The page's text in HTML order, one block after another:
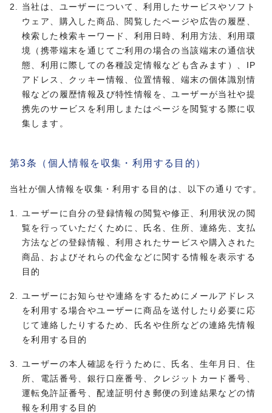
当社は、ユーザーについて、利用したサービスやソフト
ウェア、購入した商品、閲覧したページや広告の履歴、
検索した検索キーワード、利用日時、利用方法、利用環
境（携帯端末を通じてご利用の場合の当該端末の通信状
態、利用に際しての各種設定情報なども含みます）、IP
アドレス、クッキー情報、位置情報、端末の個体識別情
報などの履歴情報及び特性情報を、ユーザーが当社や提
携先のサービスを利用しまたはページを閲覧する際に収
集します。
第3条（個人情報を収集・利用する目的）
当社が個人情報を収集・利用する目的は、以下の通りです。
ユーザーに自分の登録情報の閲覧や修正、利用状況の閲
覧を行っていただくために、氏名、住所、連絡先、支払
方法などの登録情報、利用されたサービスや購入された
商品、およびそれらの代金などに関する情報を表示する
目的
ユーザーにお知らせや連絡をするためにメールアドレス
を利用する場合やユーザーに商品を送付したり必要に応
じて連絡したりするため、氏名や住所などの連絡先情報
を利用する目的
ユーザーの本人確認を行うために、氏名、生年月日、住
所、電話番号、銀行口座番号、クレジットカード番号、
運転免許証番号、配達証明付き郵便の到達結果などの情
報を利用する目的